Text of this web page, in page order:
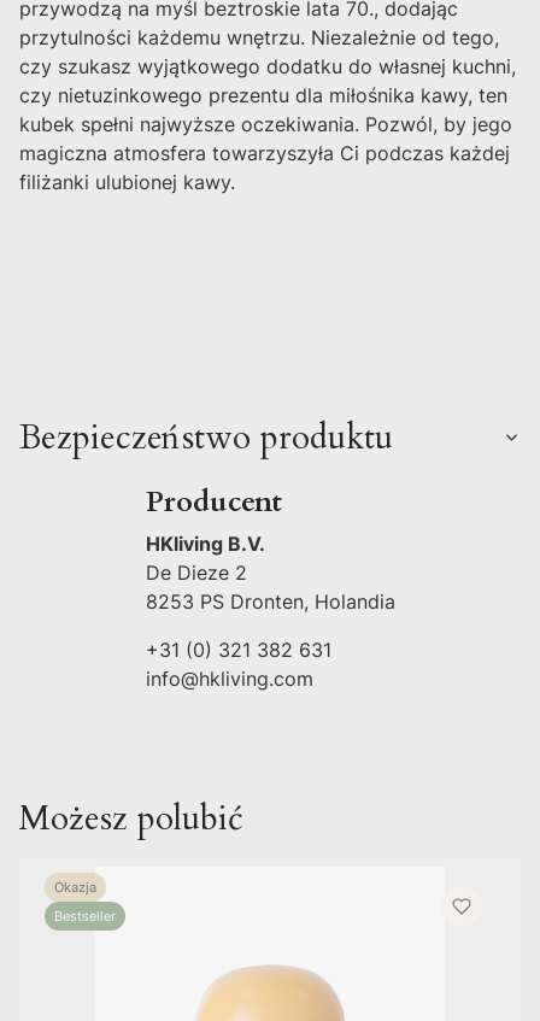
przywodzą na myśl beztroskie lata 70., dodając
przytulności każdemu wnętrzu. Niezależnie od tego,
czy szukasz wyjątkowego dodatku do własnej kuchni,
czy nietuzinkowego prezentu dla miłośnika kawy, ten
kubek spełni najwyższe oczekiwania. Pozwól, by jego
magiczna atmosfera towarzyszyła Ci podczas każdej
filiżanki ulubionej kawy.
Bezpieczeństwo produktu
Producent
HKliving B.V.
De Dieze 2
8253 PS Dronten, Holandia
+31 (0) 321 382 631
info@hkliving.com
Możesz polubić
Okazja
Bestseller